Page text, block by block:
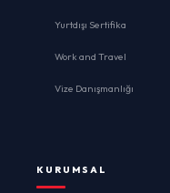
Yurtdışı Sertifika
Work and Travel
Vize Danışmanlığı
KURUMSAL